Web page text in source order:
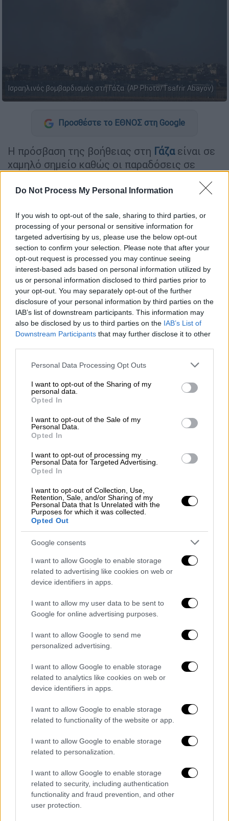
Do Not Process My Personal Information
If you wish to opt-out of the sale, sharing to third parties, or
processing of your personal or sensitive information for
targeted advertising by us, please use the below opt-out
section to confirm your selection. Please note that after your
opt-out request is processed you may continue seeing
interest-based ads based on personal information utilized by
us or personal information disclosed to third parties prior to
your opt-out. You may separately opt-out of the further
disclosure of your personal information by third parties on the
IAB’s list of downstream participants. This information may
also be disclosed by us to third parties on the IAB’s List of
Downstream Participants that may further disclose it to other
Please note that this website/app uses one or more Google
not limited to your visit or usage behaviour. You may click to
grant or deny consent to Google and its third-party tags to
use your data for below specified purposes in below Google
consent section.
Personal Data Processing Opt Outs
I want to opt-out of the Sharing of my
personal data.
Opted In
I want to opt-out of the Sale of my
Personal Data.
Opted In
I want to opt-out of processing my
Personal Data for Targeted Advertising.
Opted In
I want to opt-out of Collection, Use,
Retention, Sale, and/or Sharing of my
Personal Data that Is Unrelated with the
Purposes for which it was collected.
Opted Out
Google consents
I want to allow Google to enable storage
related to advertising like cookies on web or
device identifiers in apps.
I want to allow my user data to be sent to
Google for online advertising purposes.
I want to allow Google to send me
personalized advertising.
I want to allow Google to enable storage
related to analytics like cookies on web or
device identifiers in apps.
I want to allow Google to enable storage
related to functionality of the website or app.
I want to allow Google to enable storage
related to personalization.
I want to allow Google to enable storage
related to security, including authentication
functionality and fraud prevention, and other
user protection.
Ισραηλινός βομβαρδισμός στη Γάζα (AP Photo/Tsafrir Abayov)
Προσθέστε το ΕΘΝΟΣ στη Google
Η πρόσβαση της βοήθειας στη Γάζα είναι σε
χαμηλό σημείο καθώς οι παραδόσεις σε
τμήματος του θύλακα είναι αδύνατο να
αξιωματούχος τουΟΗΕ για την
ανθρωπιστική βοήθεια.
ΔΙΑΒΑΣΤΕ ΕΠΙΣΗΣ
Κόσμος|15.11.2024 14:49
Δεν θα αρνηθώ ότι έγιναν λάθη: Η
παραδοχή του προέδρου της
Βαλένθια για τις φονικές πλημμύρες
Η Χαμάς είναι «έτοιμη» για
κατάπαυση πυρός στη Γάζα - Καλεί
τον Τραμπ να «ασκήσει πίεση» στο
Ισραήλ
Οι παρατηρήσεις αυτές είναι αντίθετες με
την εκτίμηση των ΗΠΑ νωρίτερα αυτή την
δεν παρεμποδίζει τώρα την ανθρωπιστική
βοήθεια για τη Λωρίδα της Γάζας,
αποφεύγοντας τους περιορισμούς στην
αμερικανική στρατιωτική βοήθεια. Το Ισραήλ
έχει πει πως εργάζεται σκληρά προκειμένου
να βοηθήσει να ικανοποιηθούν οι
ανθρωπιστικές ανάγκες στη Γάζα.
"Από τη δική μας οπτική γωνία, όλοι οι
δείκτες που μπορείτε ενδεχομένως να
όλοι τους πηγαίνουν στη λάθος κατεύθυνση",
είπε ο Γενς Λέρκε, εκπρόσωπος του
Γραφείου του ΟΗΕ για τον Συντονισμό των
Ανθρωπιστικών Υποθέσεων, απαντώντας σε
ερώτηση που του τέθηκε σε συνέντευξη
Τύπου στη Γενεύη σχετικά με το αν η
πρόσβαση της ανθρωπιστικής βοήθειας έχει
Τα σχολιά σας δημοσιεύονται άμεσα με δική σας ευθύνη. Το
ΕΘΝΟΣ θα παρεμβαίνει και τα προσβλητικά σχόλια θα
διαγράφονται